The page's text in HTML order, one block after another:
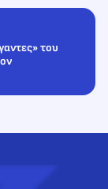
του